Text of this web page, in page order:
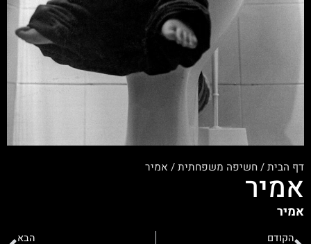
דף הבית/חשיפה משפחתית/ אמיר
אמיר
אמיר
הקודם הבא